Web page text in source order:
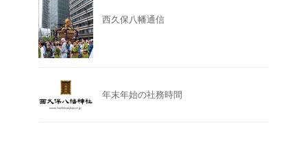
西久保八幡通信
年末年始の社務時間